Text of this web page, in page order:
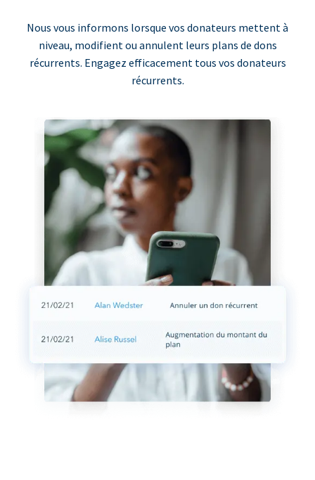
Nous vous informons lorsque vos donateurs mettent à
niveau, modifient ou annulent leurs plans de dons
récurrents. Engagez efficacement tous vos donateurs
récurrents.